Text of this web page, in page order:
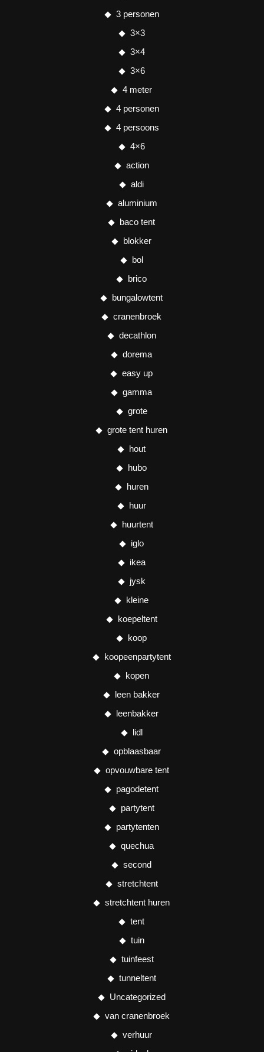
3 personen
3×3
3×4
3×6
4 meter
4 personen
4 persoons
4×6
action
aldi
aluminium
baco tent
blokker
bol
brico
bungalowtent
cranenbroek
decathlon
dorema
easy up
gamma
grote
grote tent huren
hout
hubo
huren
huur
huurtent
iglo
ikea
jysk
kleine
koepeltent
koop
koopeenpartytent
kopen
leen bakker
leenbakker
lidl
opblaasbaar
opvouwbare tent
pagodetent
partytent
partytenten
quechua
second
stretchtent
stretchtent huren
tent
tuin
tuinfeest
tunneltent
Uncategorized
van cranenbroek
verhuur